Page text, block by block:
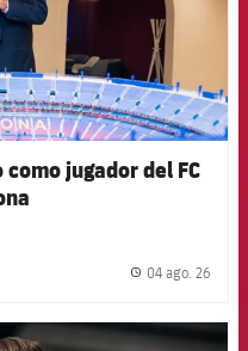
jugador del FC
04 ago. 26
Barcelona badge